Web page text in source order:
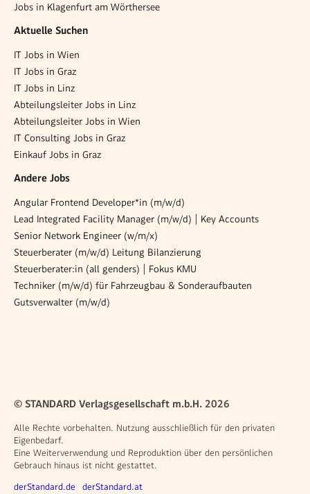
Jobs in Klagenfurt am Wörthersee
Aktuelle Suchen
IT Jobs in Wien
IT Jobs in Graz
IT Jobs in Linz
Abteilungsleiter Jobs in Linz
Abteilungsleiter Jobs in Wien
IT Consulting Jobs in Graz
Einkauf Jobs in Graz
Andere Jobs
Angular Frontend Developer*in (m/w/d)
Lead Integrated Facility Manager (m/w/d) | Key Accounts
Senior Network Engineer (w/m/x)
Steuerberater (m/w/d) Leitung Bilanzierung
Steuerberater:in (all genders) | Fokus KMU
Techniker (m/w/d) für Fahrzeugbau & Sonderaufbauten
Gutsverwalter (m/w/d)
© STANDARD Verlagsgesellschaft m.b.H. 2026
Alle Rechte vorbehalten. Nutzung ausschließlich für den privaten
Eigenbedarf.
Eine Weiterverwendung und Reproduktion über den persönlichen
Gebrauch hinaus ist nicht gestattet.
Weitere Angebote
derStandard.de derStandard.at